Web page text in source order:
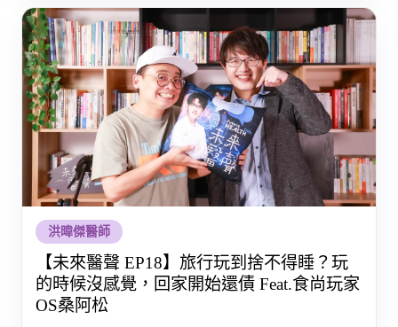
洪暐傑醫師
【未來醫聲 EP18】旅行玩到捨不得睡？玩
的時候沒感覺，回家開始還債 Feat.食尚玩家
OS桑阿松